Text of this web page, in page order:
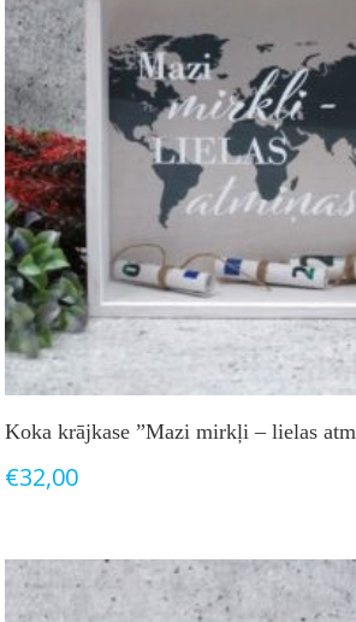
Koka krājkase ”Mazi mirkļi – lielas
€32,00